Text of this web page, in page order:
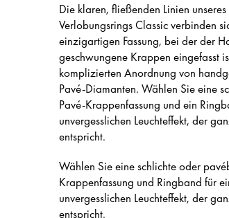
Die klaren, fließenden Linien
Verlobungsrings Classic verbinden
einzigartigen Fassung, bei der der
geschwungene Krappen eingefasst
komplizierten Anordnung von
Pavé-Diamanten. Wählen Sie eine
Pavé-Krappenfassung und ein
unvergesslichen Leuchteffekt, der
entspricht.
Wählen Sie eine schlichte oder
Krappenfassung und Ringband für
unvergesslichen Leuchteffekt, der
entspricht.